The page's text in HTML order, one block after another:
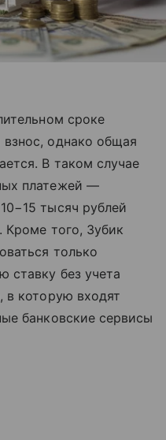
сроке
однако общая
В таком случае
платежей —
тысяч рублей
Кроме того, Зубик
только
ставку без учета
в которую входят
банковские сервисы